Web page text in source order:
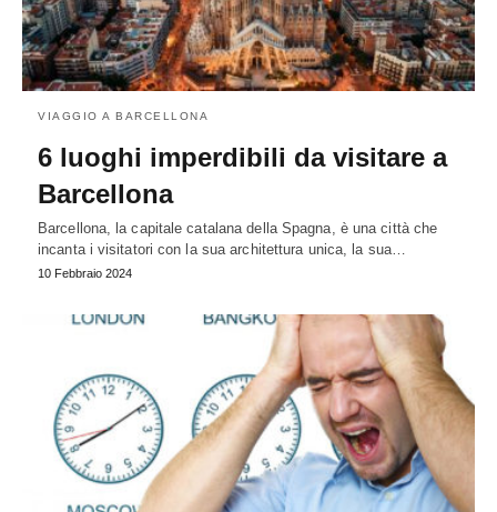
VIAGGIO A BARCELLONA
6 luoghi imperdibili da visitare a
Barcellona
Barcellona, la capitale catalana della Spagna, è una città che
incanta i visitatori con la sua architettura unica, la sua…
10 Febbraio 2024